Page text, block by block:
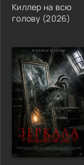
Киллер на всю
голову (2026)